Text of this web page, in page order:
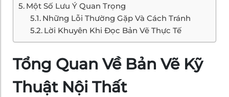
Một Số Lưu Ý Quan Trọng
Những Lỗi Thường Gặp Và Cách Tránh
Lời Khuyên Khi Đọc Bản Vẽ Thực Tế
Tổng Quan Về Bản Vẽ Kỹ
Thuật Nội Thất